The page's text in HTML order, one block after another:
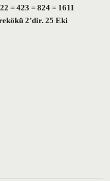
= 423 = 824 = 1611
2’dir. 25 Eki